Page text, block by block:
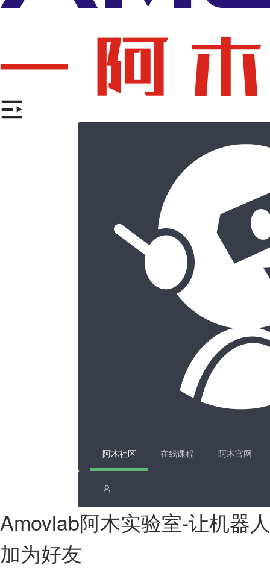
阿木社区 在线课程 阿木官网
Amovlab阿木实验室-让机器
加为好友